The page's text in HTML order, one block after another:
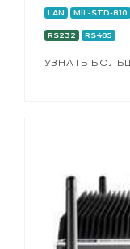
LAN MIL-STD-810
RS232 RS485
УЗНАТЬ